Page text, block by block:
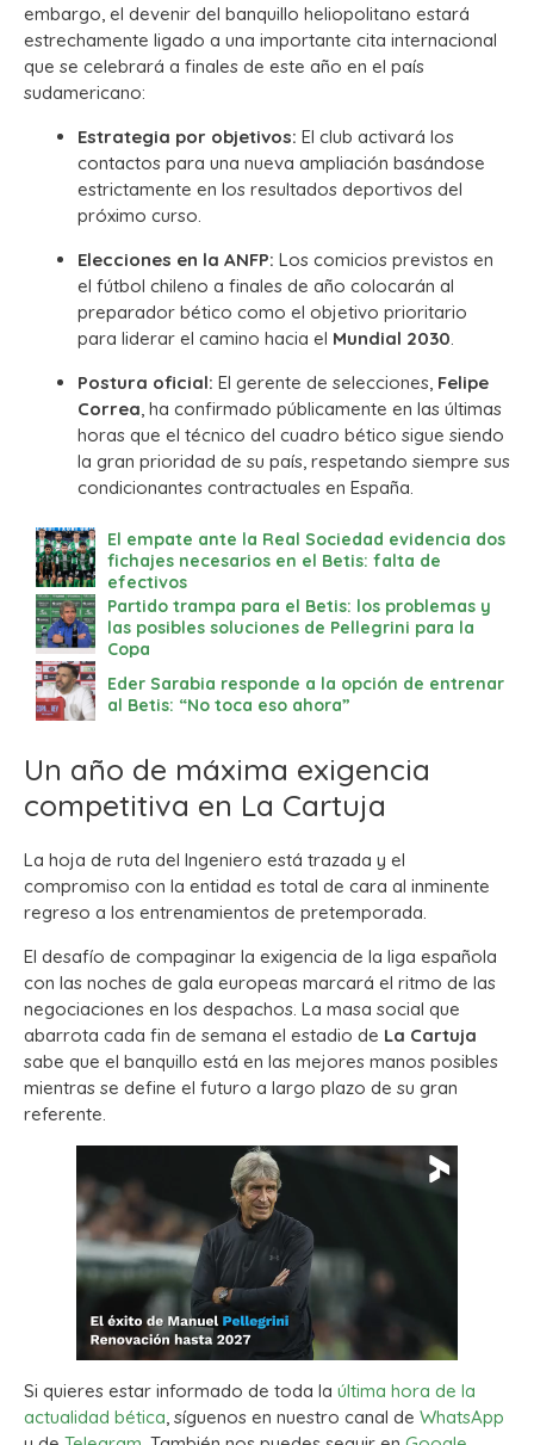
embargo, el devenir del banquillo heliopolitano estará
estrechamente ligado a una importante cita internacional
que se celebrará a finales de este año en el país
sudamericano:
Estrategia por objetivos: El club activará los
contactos para una nueva ampliación basándose
estrictamente en los resultados deportivos del
próximo curso.
Elecciones en la ANFP: Los comicios previstos en
el fútbol chileno a finales de año colocarán al
preparador bético como el objetivo prioritario
para liderar el camino hacia el Mundial 2030.
Postura oficial: El gerente de selecciones, Felipe
Correa, ha confirmado públicamente en las últimas
horas que el técnico del cuadro bético sigue siendo
la gran prioridad de su país, respetando siempre sus
condicionantes contractuales en España.
El empate ante la Real Sociedad evidencia dos
fichajes necesarios en el Betis: falta de
efectivos
Partido trampa para el Betis: los problemas y
las posibles soluciones de Pellegrini para la
Copa
Eder Sarabia responde a la opción de entrenar
al Betis: “No toca eso ahora”
Un año de máxima exigencia
competitiva en La Cartuja
La hoja de ruta del Ingeniero está trazada y el
compromiso con la entidad es total de cara al inminente
regreso a los entrenamientos de pretemporada.
El desafío de compaginar la exigencia de la liga española
con las noches de gala europeas marcará el ritmo de las
negociaciones en los despachos. La masa social que
abarrota cada fin de semana el estadio de La Cartuja
sabe que el banquillo está en las mejores manos posibles
mientras se define el futuro a largo plazo de su gran
referente.
Si quieres estar informado de toda la última hora de la
actualidad bética, síguenos en nuestro canal de WhatsApp